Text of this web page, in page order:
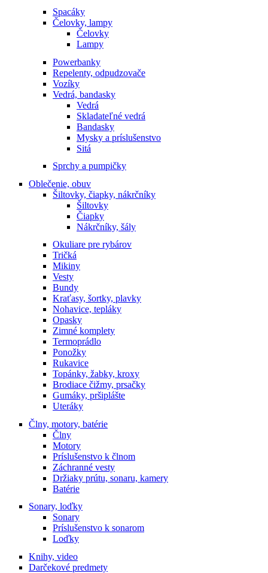
Spacáky
Čelovky, lampy
Čelovky
Lampy
Powerbanky
Repelenty, odpudzovače
Vozíky
Vedrá, bandasky
Vedrá
Skladateľné vedrá
Bandasky
Mysky a príslušenstvo
Sitá
Sprchy a pumpičky
Oblečenie, obuv
Šiltovky, čiapky, nákrčníky
Šiltovky
Čiapky
Nákrčníky, šály
Okuliare pre rybárov
Tričká
Mikiny
Vesty
Bundy
Kraťasy, šortky, plavky
Nohavice, tepláky
Opasky
Zimné komplety
Termoprádlo
Ponožky
Rukavice
Topánky, žabky, kroxy
Brodiace čižmy, prsačky
Gumáky, pršiplášte
Uteráky
Člny, motory, batérie
Člny
Motory
Príslušenstvo k člnom
Záchranné vesty
Držiaky prútu, sonaru, kamery
Batérie
Sonary, loďky
Sonary
Príslušenstvo k sonarom
Loďky
Knihy, video
Darčekové predmety